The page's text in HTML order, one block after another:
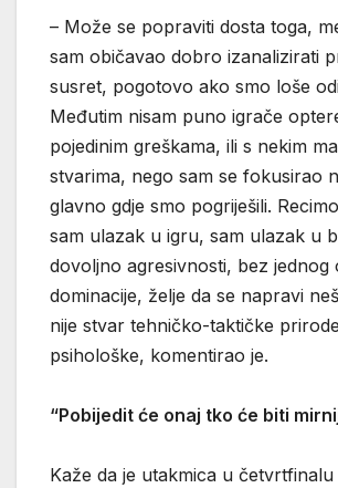
– Može se popraviti dosta toga,
sam običavao dobro izanalizirati
susret, pogotovo ako smo loše
Međutim nisam puno igrače
pojedinim greškama, ili s nekim
stvarima, nego sam se fokusirao
glavno gdje smo pogriješili.
sam ulazak u igru, sam ulazak u
dovoljno agresivnosti, bez jednog
dominacije, želje da se napravi
nije stvar tehničko-taktičke
psihološke, komentirao je.
“Pobijedit će onaj tko će biti
Kaže da je utakmica u